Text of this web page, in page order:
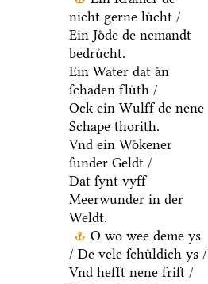
nicht gerne luͤcht /
Ein Joͤde de nemandt
bedruͤcht.
Ein Water dat aͤn
ſchaden fluͤth /
Ock ein Wulff de nene
Schape thorith.
Vnd ein Woͤkener
ſunder Geldt /
Dat ſynt vyff
Meerwunder in der
Weldt.
O wo wee deme ys
/ De vele ſchuͤldich ys /
Vnd hefft nene friſt /